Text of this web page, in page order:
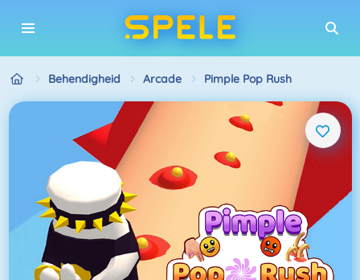
Behendigheid Arcade Pimple Pop Rush